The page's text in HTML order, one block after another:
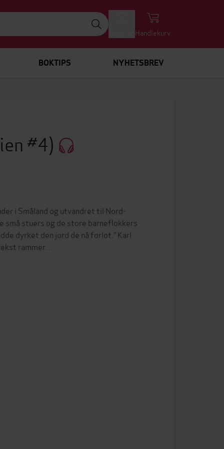
Handlekurv
BOKTIPS NYHETSBREV
#4)
i Småland og utvandret til Nord-
små stuers og de store barneflokkers
dyrket den jord de nå forlot.” Karl
rammer…